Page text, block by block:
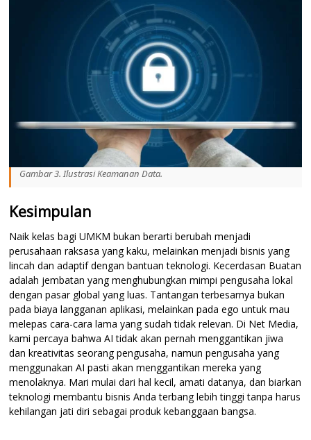
Gambar 3. Ilustrasi Keamanan Data.
Kesimpulan
Naik kelas bagi UMKM bukan berarti berubah menjadi
perusahaan raksasa yang kaku, melainkan menjadi bisnis yang
lincah dan adaptif dengan bantuan teknologi. Kecerdasan Buatan
adalah jembatan yang menghubungkan mimpi pengusaha lokal
dengan pasar global yang luas. Tantangan terbesarnya bukan
pada biaya langganan aplikasi, melainkan pada ego untuk mau
melepas cara-cara lama yang sudah tidak relevan. Di Net Media,
kami percaya bahwa AI tidak akan pernah menggantikan jiwa
dan kreativitas seorang pengusaha, namun pengusaha yang
menggunakan AI pasti akan menggantikan mereka yang
menolaknya. Mari mulai dari hal kecil, amati datanya, dan biarkan
teknologi membantu bisnis Anda terbang lebih tinggi tanpa harus
kehilangan jati diri sebagai produk kebanggaan bangsa.